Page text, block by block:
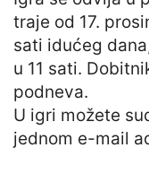
traje od 17.
sati idućeg
u 11 sati.
podneva.
U igri možete
jednom e-mail